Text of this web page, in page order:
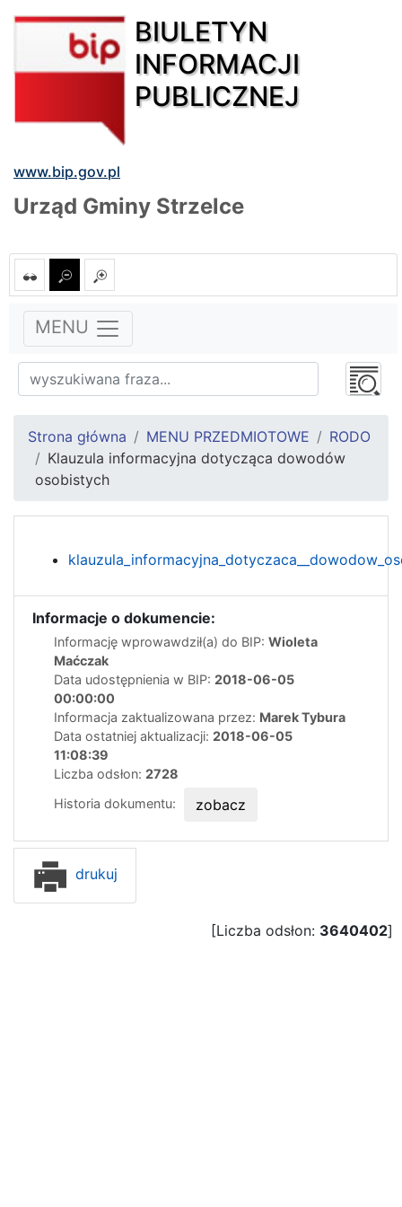
BIULETYN
INFORMACJI
PUBLICZNEJ
www.bip.gov.pl
Urząd Gminy Strzelce
MENU
Strona główna MENU PRZEDMIOTOWE
RODO
Klauzula informacyjna dotycząca dowodów
osobistych
Informacje o dokumencie:
Informację wprowawdził(a) do BIP: Wioleta
Maćczak
Data udostępnienia w BIP: 2018-06-05
00:00:00
Informacja zaktualizowana przez: Marek Tybura
Data ostatniej aktualizacji: 2018-06-05
11:08:39
Liczba odsłon: 2728
Historia dokumentu:
zobacz
drukuj
[Liczba odsłon: 3640402]